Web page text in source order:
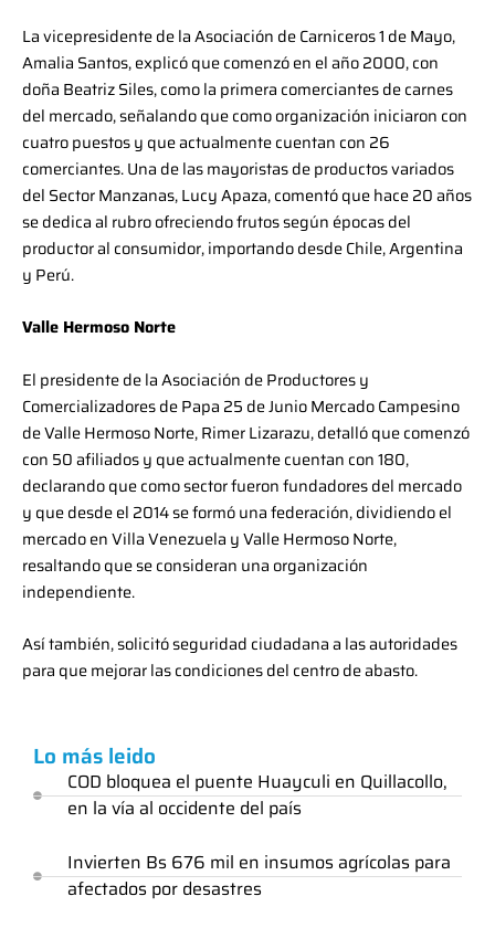
La vicepresidente de la Asociación de Carniceros 1 de Mayo,
Amalia Santos, explicó que comenzó en el año 2000, con
doña Beatriz Siles, como la primera comerciantes de carnes
del mercado, señalando que como organización iniciaron con
cuatro puestos y que actualmente cuentan con 26
comerciantes. Una de las mayoristas de productos variados
del Sector Manzanas, Lucy Apaza, comentó que hace 20 años
se dedica al rubro ofreciendo frutos según épocas del
productor al consumidor, importando desde Chile, Argentina
y Perú.
Valle Hermoso Norte
El presidente de la Asociación de Productores y
Comercializadores de Papa 25 de Junio Mercado Campesino
de Valle Hermoso Norte, Rimer Lizarazu, detalló que comenzó
con 50 afiliados y que actualmente cuentan con 180,
declarando que como sector fueron fundadores del mercado
y que desde el 2014 se formó una federación, dividiendo el
mercado en Villa Venezuela y Valle Hermoso Norte,
resaltando que se consideran una organización
independiente.
Así también, solicitó seguridad ciudadana a las autoridades
para que mejorar las condiciones del centro de abasto.
Lo más leido
COD bloquea el puente Huayculi en Quillacollo,
en la vía al occidente del país
Invierten Bs 676 mil en insumos agrícolas para
afectados por desastres